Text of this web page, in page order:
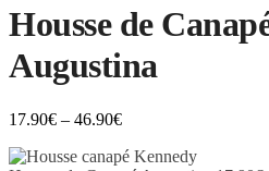
Housse de
Augustina
17.90€ – 46.90€